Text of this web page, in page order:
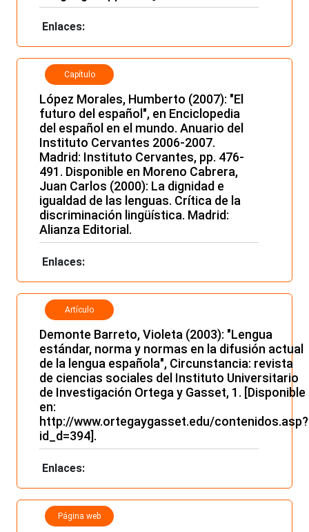
Enlaces:
Capítulo
López Morales, Humberto (2007): "El
futuro del español", en Enciclopedia
del español en el mundo. Anuario del
Instituto Cervantes 2006-2007.
Madrid: Instituto Cervantes, pp. 476-
491. Disponible en Moreno Cabrera,
Juan Carlos (2000): La dignidad e
igualdad de las lenguas. Crítica de la
discriminación lingüística. Madrid:
Alianza Editorial.
Enlaces:
Artículo
Demonte Barreto, Violeta (2003): "Lengua
estándar, norma y normas en la difusión actual
de la lengua española", Circunstancia: revista
de ciencias sociales del Instituto Universitario
de Investigación Ortega y Gasset, 1. [Disponible
en:
http://www.ortegaygasset.edu/contenidos.asp?
id_d=394].
Enlaces:
Página web